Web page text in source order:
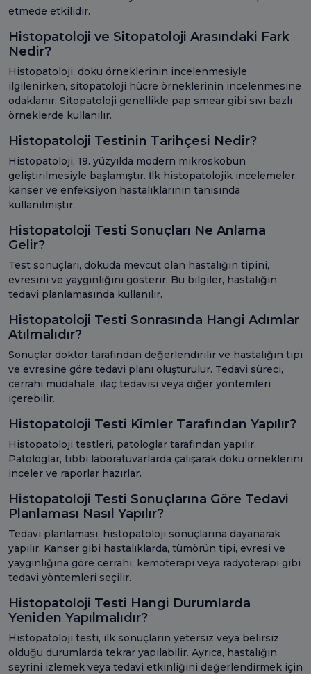
etmede etkilidir.
Histopatoloji ve Sitopatoloji Arasındaki Fark
Nedir?
Histopatoloji, doku örneklerinin incelenmesiyle
ilgilenirken, sitopatoloji hücre örneklerinin incelenmesine
odaklanır. Sitopatoloji genellikle pap smear gibi sıvı bazlı
örneklerde kullanılır.
Histopatoloji Testinin Tarihçesi Nedir?
Histopatoloji, 19. yüzyılda modern mikroskobun
geliştirilmesiyle başlamıştır. İlk histopatolojik incelemeler,
kanser ve enfeksiyon hastalıklarının tanısında
kullanılmıştır.
Histopatoloji Testi Sonuçları Ne Anlama
Gelir?
Test sonuçları, dokuda mevcut olan hastalığın tipini,
evresini ve yaygınlığını gösterir. Bu bilgiler, hastalığın
tedavi planlamasında kullanılır.
Histopatoloji Testi Sonrasında Hangi Adımlar
Atılmalıdır?
Sonuçlar doktor tarafından değerlendirilir ve hastalığın tipi
ve evresine göre tedavi planı oluşturulur. Tedavi süreci,
cerrahi müdahale, ilaç tedavisi veya diğer yöntemleri
içerebilir.
Histopatoloji Testi Kimler Tarafından Yapılır?
Histopatoloji testleri, patologlar tarafından yapılır.
Patologlar, tıbbi laboratuvarlarda çalışarak doku örneklerini
inceler ve raporlar hazırlar.
Histopatoloji Testi Sonuçlarına Göre Tedavi
Planlaması Nasıl Yapılır?
Tedavi planlaması, histopatoloji sonuçlarına dayanarak
yapılır. Kanser gibi hastalıklarda, tümörün tipi, evresi ve
yaygınlığına göre cerrahi, kemoterapi veya radyoterapi gibi
tedavi yöntemleri seçilir.
Histopatoloji Testi Hangi Durumlarda
Yeniden Yapılmalıdır?
Histopatoloji testi, ilk sonuçların yetersiz veya belirsiz
olduğu durumlarda tekrar yapılabilir. Ayrıca, hastalığın
seyrini izlemek veya tedavi etkinliğini değerlendirmek için